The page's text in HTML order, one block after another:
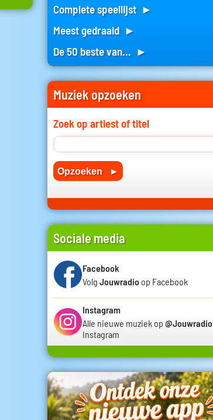
Complete speellijst ►
Meest gedraaid ►
De 50 beste van... ►
Muziek opzoeken
Zoek op artiest of titel
Sociale media
Facebook
Volg Jouwradio op Facebook
Instagram
Alle nieuwe muziek op @Jouwradio
Instagram